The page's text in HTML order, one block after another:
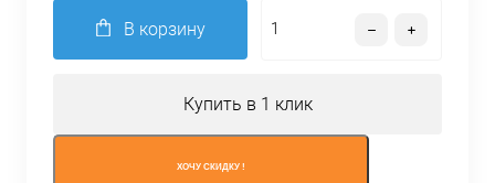
В корзину
Купить в 1 клик
ХОЧУ СКИДКУ !